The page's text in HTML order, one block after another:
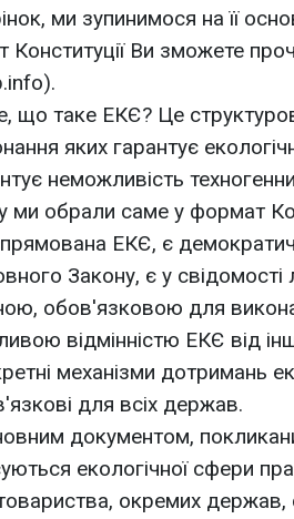
ми зупинимося на її
Конституції Ви зможете
що таке ЕКЄ? Це
яких гарантує
неможливість
ми обрали саме у формат
ЕКЄ, є
Закону, є у
обов'язковою для
відмінністю ЕКЄ від
механізми дотримань
для всіх держав.
документом,
екологічної сфери
окремих держав,